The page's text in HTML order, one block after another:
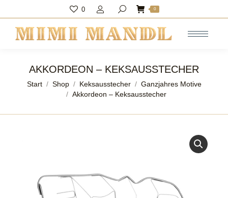
0 Search: 0
AKKORDEON – KEKSAUSSTECHER
Sie befinden sich hier:
Start Shop Keksausstecher
Ganzjahres Motive
Akkordeon – Keksausstecher